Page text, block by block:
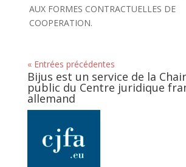
AUX FORMES CONTRACTUELLES DE
COOPERATION.
« Entrées précédentes
Bijus est un service de la
public du Centre juridique
allemand